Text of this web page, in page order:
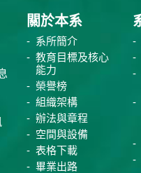
關於本系
系所簡介
教育目標及核心
能力
榮譽榜
組織架構
辦法與章程
空間與設備
表格下載
畢業出路